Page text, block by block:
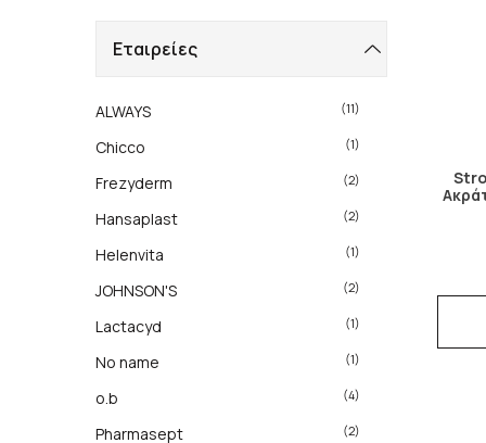
Εταιρείες
ALWAYS (11)
Chicco (1)
Frezyderm (2)
Hansaplast (2)
Helenvita (1)
JOHNSON'S (2)
Lactacyd (1)
No name (1)
o.b (4)
Pharmasept (2)